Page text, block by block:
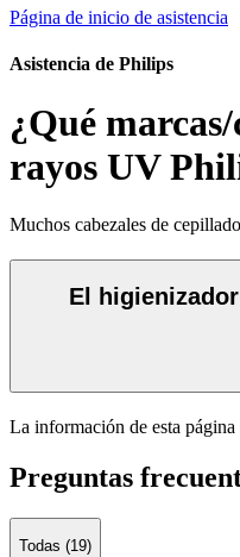
Página de inicio de asistencia
Asistencia de Philips
¿Qué
rayos UV
Muchos cabezales de
El
La información de esta
Preguntas
Todas (19)